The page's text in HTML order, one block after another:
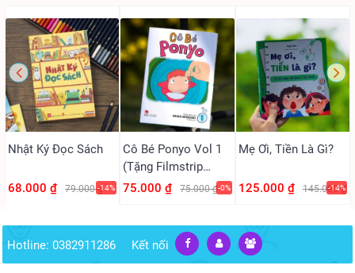
Nhật Ký Đọc Sách
68.000 ₫ 79.000 ₫-14%
Cô Bé Ponyo Vol 1
(Tặng Filmstrip
PVC)
75.000 ₫ 75.000 ₫-0%
Mẹ Ơi, Tiền Là Gì?
125.000 ₫ 145.000 ₫
-14%
Hotline: 0382911286 Kết nối